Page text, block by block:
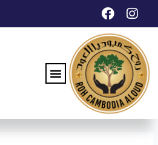
تخطي I
n
s
t
a
g
r
a
m
F
a
c
e
b
o
o
k
Menu
Post
navigation